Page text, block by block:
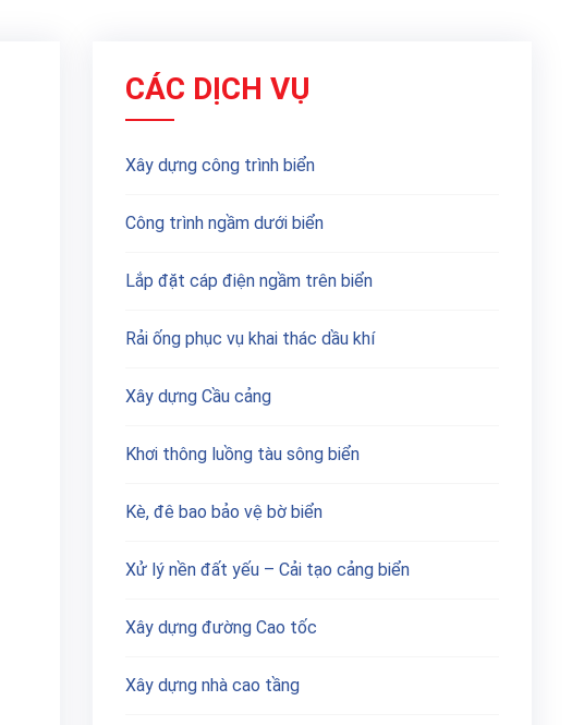
CÁC DỊCH VỤ
Xây dựng công trình biển
Công trình ngầm dưới biển
Lắp đặt cáp điện ngầm trên biển
Rải ống phục vụ khai thác dầu khí
Xây dựng Cầu cảng
Khơi thông luồng tàu sông biển
Kè, đê bao bảo vệ bờ biển
Xử lý nền đất yếu – Cải tạo cảng biển
Xây dựng đường Cao tốc
Xây dựng nhà cao tầng